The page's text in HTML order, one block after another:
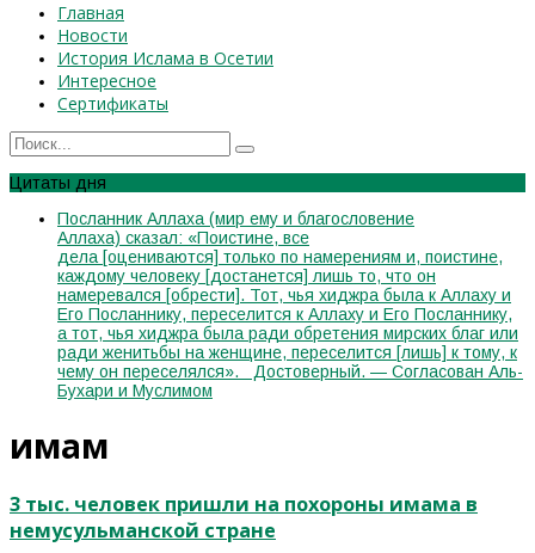
Главная
Новости
История Ислама в Осетии
Интересное
Сертификаты
Цитаты дня
Посланник Аллаха (мир ему и благословение
Аллаха) сказал: «Поистине, все
дела [оцениваются] только по намерениям и, поистине,
каждому человеку [достанется] лишь то, что он
намеревался [обрести]. Тот, чья хиджра была к Аллаху и
Его Посланнику, переселится к Аллаху и Его Посланнику,
а тот, чья хиджра была ради обретения мирских благ или
ради женитьбы на женщине, переселится [лишь] к тому, к
чему он переселялся». Достоверный. — Согласован Аль-
Бухари и Муслимом
имам
3 тыс. человек пришли на похороны имама в
немусульманской стране